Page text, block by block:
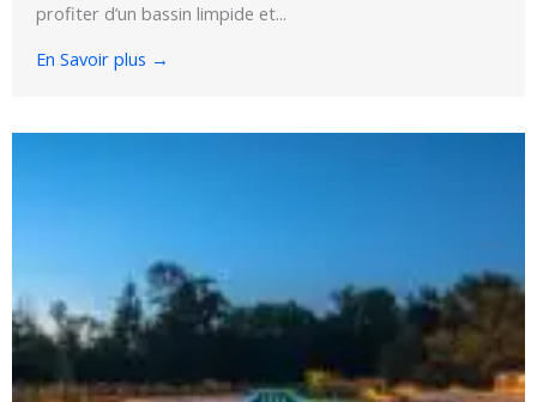
profiter d’un bassin limpide et...
En Savoir plus →